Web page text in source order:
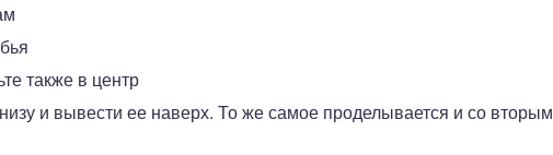
также в центр
и вывести ее наверх. То же самое проделывается и со вторым